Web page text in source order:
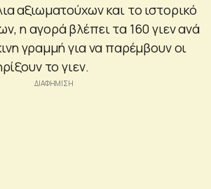
αξιωματούχων και το ιστορικό
η αγορά βλέπει τα 160 γιεν ανά
γραμμή για να παρέμβουν οι
το γιεν.